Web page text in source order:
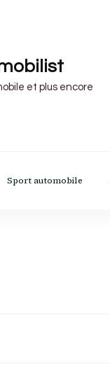
et plus encore
Sport automobile